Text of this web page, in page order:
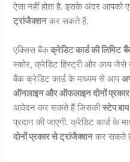
ऐसा नहीं होता है. इसके अंदर आपको
ट्रांजैक्शनकर सकते हैं.
एक्सिस बैंकक्रेडिट कार्ड की लिमिट
स्कोर, क्रेडिट हिस्ट्री और आय जैसे
बैंक क्रेडिट कार्ड के माध्यम से आप
ऑनलाइन और ऑफलाइन दोनों
आवेदन कर सकते हैं जिसकीस्टेप
प्रदान की जाएगी. क्रेडिट कार्ड के
दोनों प्रकार से ट्रांजैक्शनकर सकते